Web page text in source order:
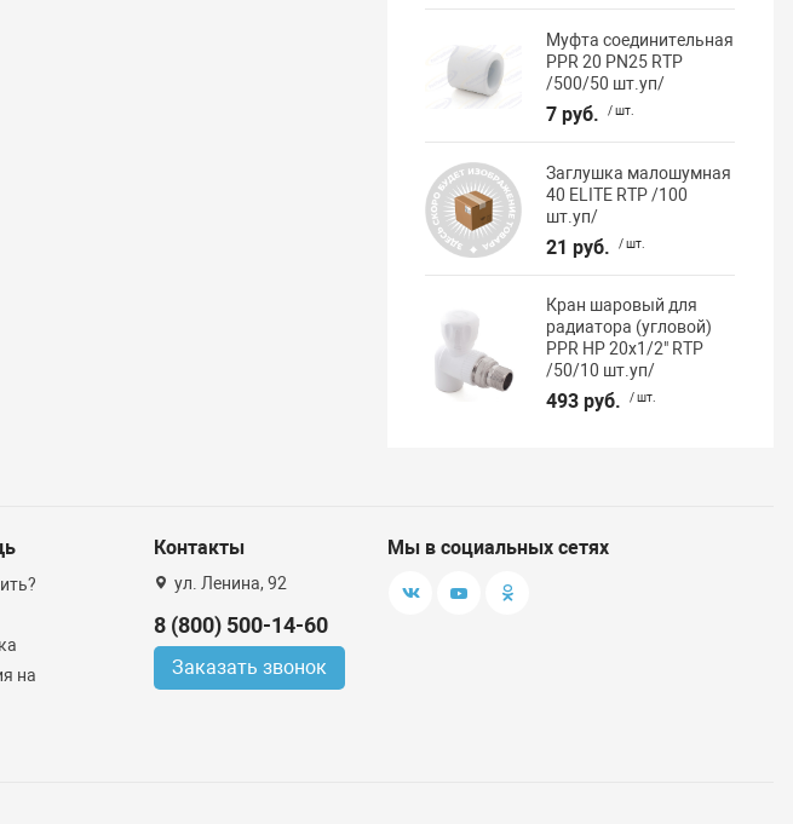
Муфта соединительная
PPR 20 PN25 RTP
/500/50 шт.уп/
7 руб. / шт.
Заглушка малошумная
40 ELITE RTP /100
шт.уп/
21 руб. / шт.
Кран шаровый для
радиатора (угловой)
PPR НР 20х1/2" RTP
/50/10 шт.уп/
493 руб. / шт.
на
Контакты
ул. Ленина, 92
8 (800) 500-14-60
Заказать звонок
Мы в социальных сетях